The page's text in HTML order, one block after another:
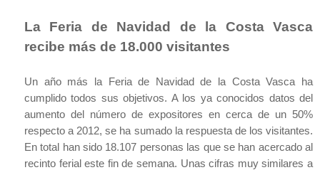
La Feria de Navidad de la CostaVasca
recibe más de 18.000 visitantes
Un año más la Feriade Navidad de la CostaVasca ha
cumplido todos sus objetivos. A los ya conocidos datos del
aumento del número de expositores en cerca de un 50%
respecto a 2012, se ha sumado la respuesta de los visitantes.
En total han sido 18.107 personas las que se han acercado al
recinto ferial este fin de semana. Unas cifras muy similares a